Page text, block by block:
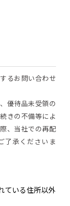
るお問い合わせ
優待品未受領の
きの不備等によ
、当社での再配
了承くださいま
ている住所以外